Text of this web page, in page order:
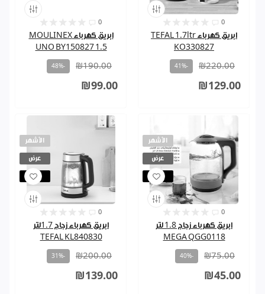
0
ابريق كهرباء MOULINEX
UNO BY150827 1.5
₪190.00
-48%
₪99.00
0
ابريق كهرباء TEFAL 1.7ltr
KO330827
₪220.00
-41%
₪129.00
الأشهر
عرض
مباع
0
ابريق كهرباء زجاج 1.7لتر
TEFAL KL840830
₪200.00
-31%
₪139.00
الأشهر
عرض
مباع
0
ابريق كهرباء زجاج 1.8 لتر
MEGA QGG0118
₪75.00
-40%
₪45.00